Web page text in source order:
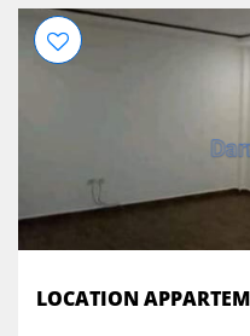
LOCATION